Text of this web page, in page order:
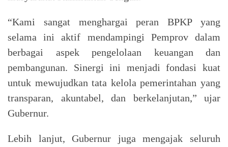
“Kami sangat menghargai peran BPKP yang
selama ini aktif mendampingi Pemprov dalam
berbagai aspek pengelolaan keuangan dan
pembangunan. Sinergi ini menjadi fondasi kuat
untuk mewujudkan tata kelola pemerintahan yang
transparan, akuntabel, dan berkelanjutan,” ujar
Gubernur.
Lebih lanjut, Gubernur juga mengajak seluruh